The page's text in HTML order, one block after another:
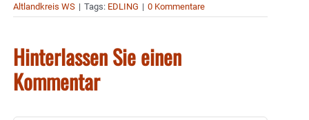
Altlandkreis WS | Tags: EDLING | 0 Kommentare
Hinterlassen Sie einen
Kommentar